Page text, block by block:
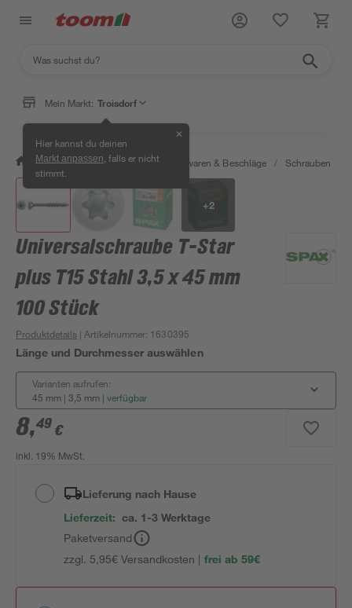
Mein Markt: Troisdorf
Hier kannst du deinen
Markt anpassen , falls er nicht
stimmt.
✕
/ Werkstatt & Maschinen / Eisenwaren & Beschläge / Schrauben
+2
Universalschraube T-Star
plus T15 Stahl 3,5 x 45 mm
100 Stück
Produktdetails | Artikelnummer: 1630395
Länge und Durchmesser auswählen
Varianten aufrufen:
45 mm | 3,5 mm | verfügbar
8,49 €
inkl. 19% MwSt.
Lieferung nach Hause
Lieferzeit: ca. 1-3 Werktage
Paketversand
zzgl. 5,95€ Versandkosten | frei ab 59€